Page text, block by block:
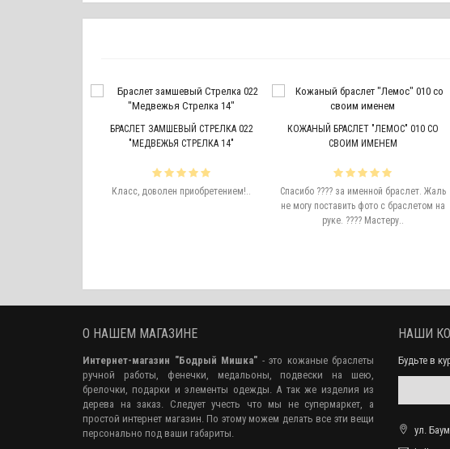
БРАСЛЕТ ЗАМШЕВЫЙ СТРЕЛКА 022
"МЕДВЕЖЬЯ СТРЕЛКА 14"
Класс, доволен приобретением!..
КОЖАНЫЙ БРАСЛЕТ "ЛЕМОС" 010 СО
СВОИМ ИМЕНЕМ
Спасибо ???? за именной браслет. Жаль
не могу поставить фото с браслетом на
руке. ???? Мастеру..
О НАШЕМ МАГАЗИНЕ
Интернет-магазин "Бодрый Мишка" - это кожаные браслеты
ручной работы, фенечки, медальоны, подвески на шею,
брелочки, подарки и элементы одежды. А так же изделия из
дерева на заказ. Следует учесть что мы не супермаркет, а
простой интернет магазин. По этому можем делать все эти вещи
персонально под ваши габариты.
НАШИ
Будьте в
ул.